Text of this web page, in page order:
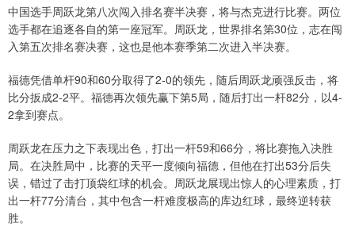
中国选手周跃龙第八次闯入排名赛半决赛，将与杰克进行比赛。两位
选手都在追逐各自的第一座冠军。周跃龙，世界排名第30位，志在闯
入第五次排名赛决赛，这也是他本赛季第二次进入半决赛。
福德凭借单杆90和60分取得了2-0的领先，随后周跃龙顽强反击，将
比分扳成2-2平。福德再次领先赢下第5局，随后打出一杆82分，以4-
2拿到赛点。
周跃龙在压力之下表现出色，打出一杆59和66分，将比赛拖入决胜
局。在决胜局中，比赛的天平一度倾向福德，但他在打出53分后失
误，错过了击打顶袋红球的机会。周跃龙展现出惊人的心理素质，打
出一杆77分清台，其中包含一杆难度极高的库边红球，最终逆转获
胜。